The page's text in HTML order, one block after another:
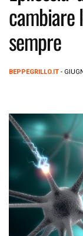
cambiare
sempre
BEPPEGRILLO.IT -